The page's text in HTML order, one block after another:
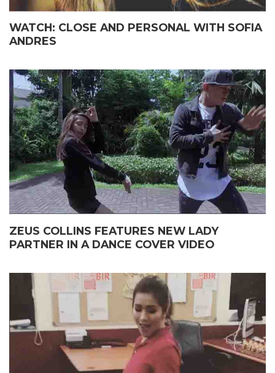
WATCH: CLOSE AND PERSONAL WITH SOFIA
ANDRES
ZEUS COLLINS FEATURES NEW LADY
PARTNER IN A DANCE COVER VIDEO